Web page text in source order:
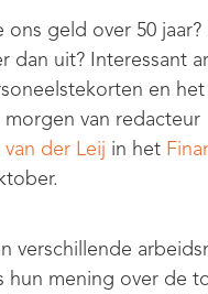
ons geld over 50
dan uit? Interessant
en het
van redacteur
van der Leij in het
verschillende
hun mening over de